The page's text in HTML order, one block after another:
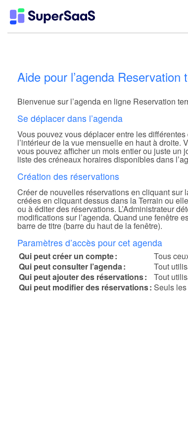
Aide pour l’agenda Reservation
Bienvenue sur l’agenda en ligne Reservation
Se déplacer dans l’agenda
Vous pouvez vous déplacer entre les
l’intérieur de la vue mensuelle en haut à droite.
vous pouvez afficher un mois entier ou juste un
liste des créneaux horaires disponibles dans
Création des réservations
Créer de nouvelles réservations en cliquant sur
créées en cliquant dessus dans la Terrain ou
ou à éditer des réservations. L’Administrateur
modifications sur l’agenda. Quand une fenêtre
barre de titre (barre du haut de la fenêtre).
Paramètres d’accès pour cet agenda
Qui peut créer un compte :
Tous
Qui peut consulter l’agenda :
Tout
Qui peut ajouter des réservations :
Tout
Qui peut modifier des réservations : Seuls